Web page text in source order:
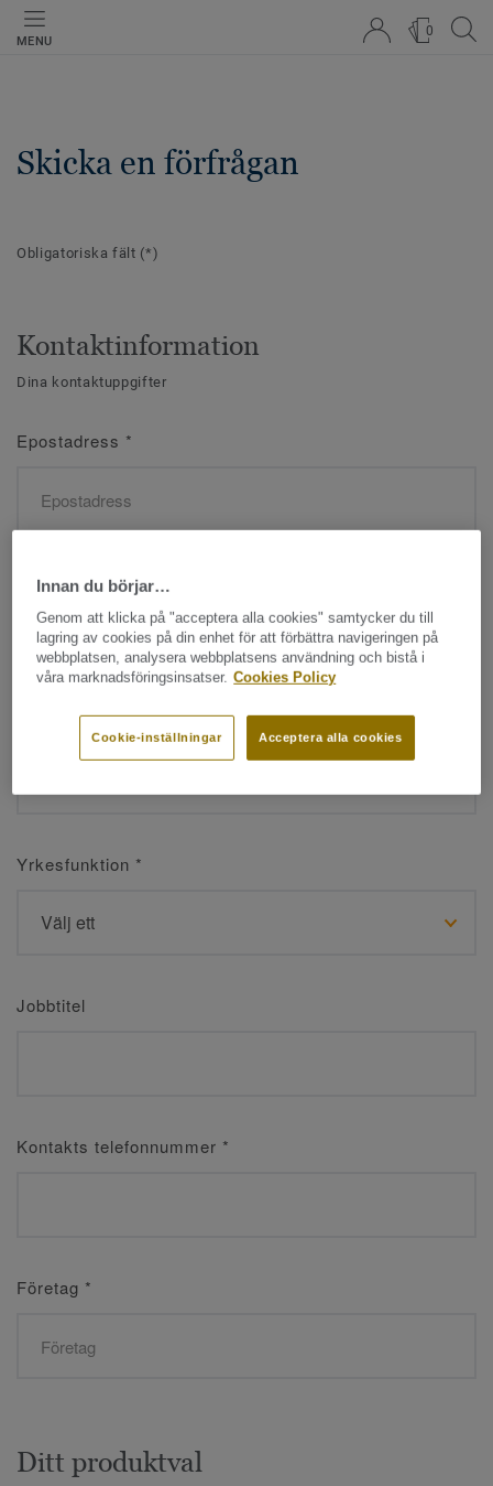
MENU
0
Skicka en förfrågan
Obligatoriska fält (*)
Kontaktinformation
Dina kontaktuppgifter
Epostadress *
Namn*
Efternamn*
Yrkesfunktion *
Jobbtitel
Kontakts telefonnummer *
Företag *
Ditt produktval
Innan du börjar…
Genom att klicka på "acceptera alla cookies" samtycker du till
lagring av cookies på din enhet för att förbättra navigeringen på
webbplatsen, analysera webbplatsens användning och bistå i
våra marknadsföringsinsatser. Cookies Policy
Acceptera alla cookies
Cookie-inställningar